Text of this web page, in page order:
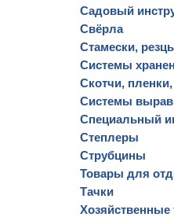
Садовый
Свёрла
Стамески,
Системы
Скотчи,
Системы
Специальный
Степлеры
Струбцины
Товары для
Тачки
Хозяйственные